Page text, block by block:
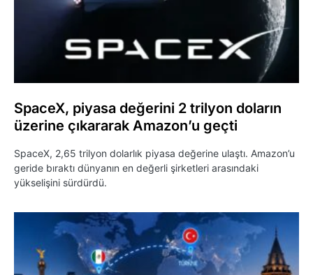
SpaceX, piyasa değerini 2 trilyon doların
üzerine çıkararak Amazon’u geçti
SpaceX, 2,65 trilyon dolarlık piyasa değerine ulaştı. Amazon’u
geride bıraktı dünyanın en değerli şirketleri arasındaki
yükselişini sürdürdü.